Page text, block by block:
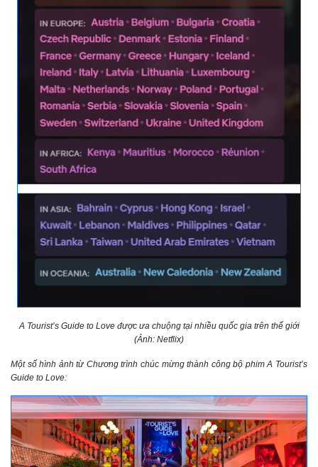
A Tourist’s Guide to Love được ưa chuộng tại nhiều quốc gia trên thế giới
(Ảnh: Netflix)
Một số hình ảnh từ Chương trình chúc mừng thành công bộ phim A Tourist’s
Guide to Love: